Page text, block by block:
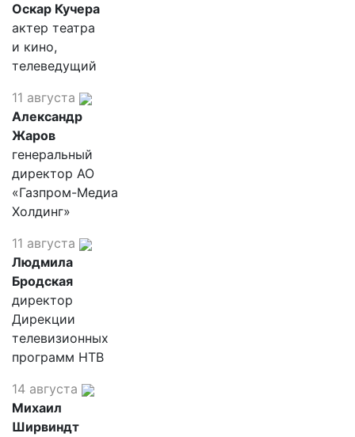
Оскар Кучера
актер театра
и кино,
телеведущий
11 августа
Александр
Жаров
генеральный
директор АО
«Газпром-Медиа
Холдинг»
11 августа
Людмила
Бродская
директор
Дирекции
телевизионных
программ НТВ
14 августа
Михаил
Ширвиндт